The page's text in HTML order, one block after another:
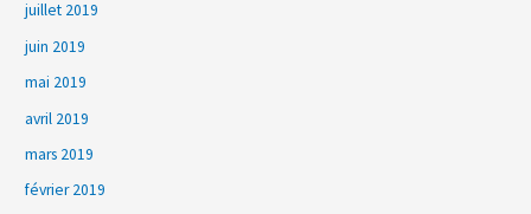
juillet 2019
juin 2019
mai 2019
avril 2019
mars 2019
février 2019